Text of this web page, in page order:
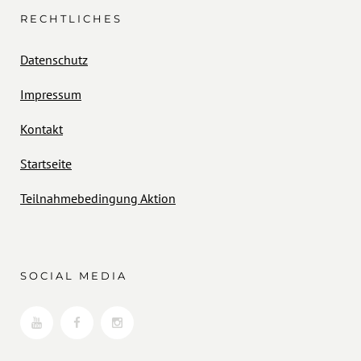
RECHTLICHES
Datenschutz
Impressum
Kontakt
Startseite
Teilnahmebedingung Aktion
SOCIAL MEDIA